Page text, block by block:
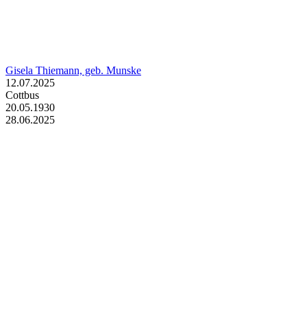
Gisela Thiemann, geb. Munske
12.07.2025
Cottbus
20.05.1930
28.06.2025